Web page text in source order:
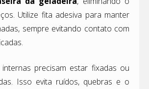
Utilize fita adesiva para manter
sempre evitando contato com
precisam estar fixadas ou
Isso evita ruídos, quebras e o